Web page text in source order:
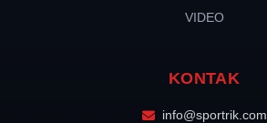
VIDEO
KONTAK
info@sportrik.com